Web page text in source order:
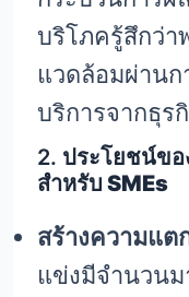
บริโภครู้สึกว่า
แวดล้อมผ่านก
บริการจากธุร
2. ประโยชน์ข
สำหรับ SMEs
สร้างความแต
แข่งมีจำนวนม